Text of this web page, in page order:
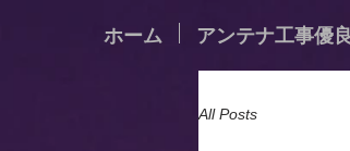
All Posts
ホーム アンテナ工事優